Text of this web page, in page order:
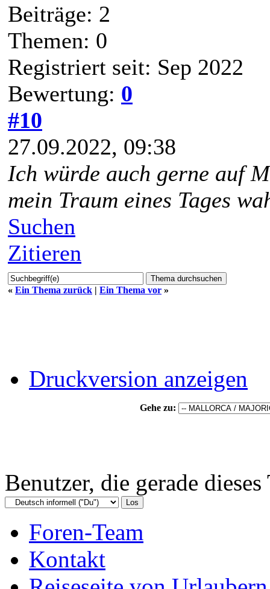
Beiträge: 2
Themen: 0
Registriert seit: Sep 2022
Bewertung: 0
#10
27.09.2022, 09:38
Ich würde auch gerne auf
mein Traum eines Tages
Suchen
Zitieren
« Ein Thema zurück | Ein Thema vor »
Druckversion anzeigen
Gehe zu:
Benutzer, die gerade
Foren-Team
Kontakt